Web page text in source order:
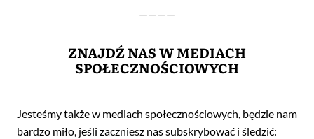
————
ZNAJDŹ NAS W MEDIACH
SPOŁECZNOŚCIOWYCH
Jesteśmy także w mediach społecznościowych, będzie nam
bardzo miło, jeśli zaczniesz nas subskrybować i śledzić: